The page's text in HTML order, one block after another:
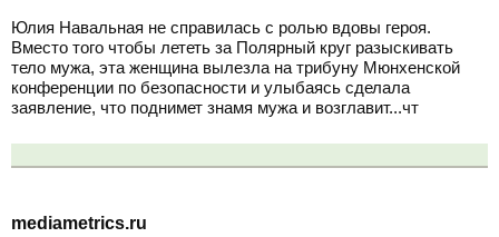
Юлия Навальная не справилась с ролью вдовы героя.
Вместо того чтобы лететь за Полярный круг разыскивать
тело мужа, эта женщина вылезла на трибуну Мюнхенской
конференции по безопасности и улыбаясь сделала
заявление, что поднимет знамя мужа и возглавит...чт
mediametrics.ru